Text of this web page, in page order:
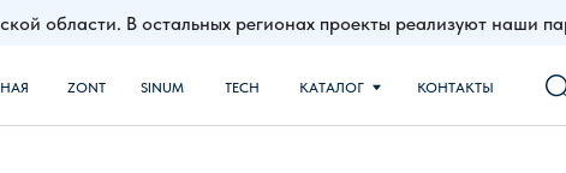
области. В остальных регионах проекты реализуют наши